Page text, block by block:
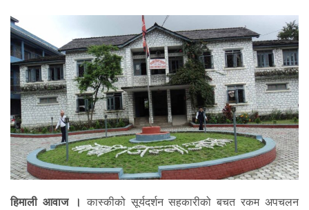
हिमाली आवाज । कास्कीको सूर्यदर्शन सहकारीको बचत रकम अपचलन